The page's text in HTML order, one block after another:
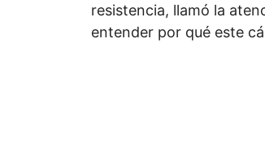
resistencia, llamó la
entender por qué este